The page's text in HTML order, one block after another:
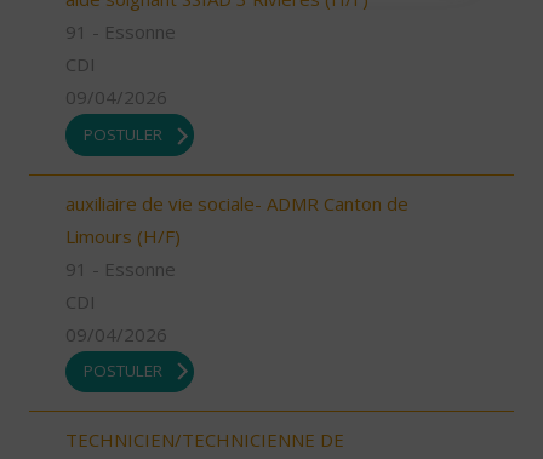
91 - Essonne
CDI
09/04/2026
POSTULER
auxiliaire de vie sociale- ADMR Canton de
Limours (H/F)
91 - Essonne
CDI
09/04/2026
POSTULER
TECHNICIEN/TECHNICIENNE DE